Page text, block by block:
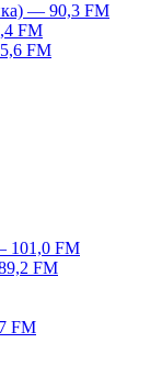
— 90,3 FM
FM
FM
101,0 FM
FM
FM